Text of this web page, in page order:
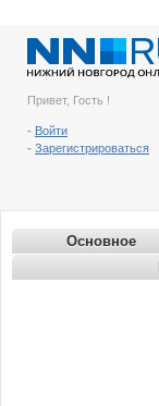
Привет, Гость !
- Войти
- Зарегистрироваться
Основное